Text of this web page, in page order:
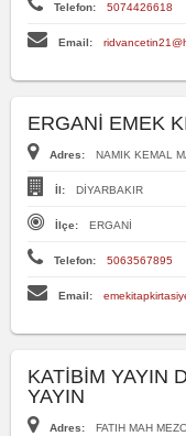
Telefon: 5074426618
Email:
ERGANİ EMEK
Adres: NAMIK KEMAL
İl: DİYARBAKIR
İlçe: ERGANİ
Telefon: 5063567895
Email:
KATİBİM YAYIN
YAYIN
Adres: FATIH MAH